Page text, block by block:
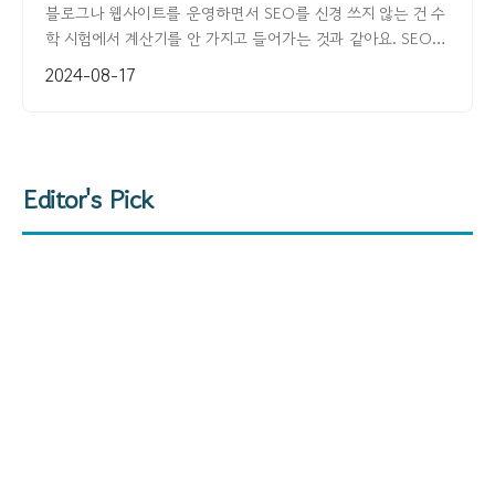
블로그나 웹사이트를 운영하면서 SEO를 신경 쓰지 않는 건 수
학 시험에서 계산기를 안 가지고 들어가는 것과 같아요. SEO란
검색 엔진 최적화를 말하는데, 이는 웹사이트 방문...
2024-08-17
Editor's Pick